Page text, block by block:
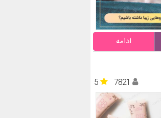
ادامه
5
7821